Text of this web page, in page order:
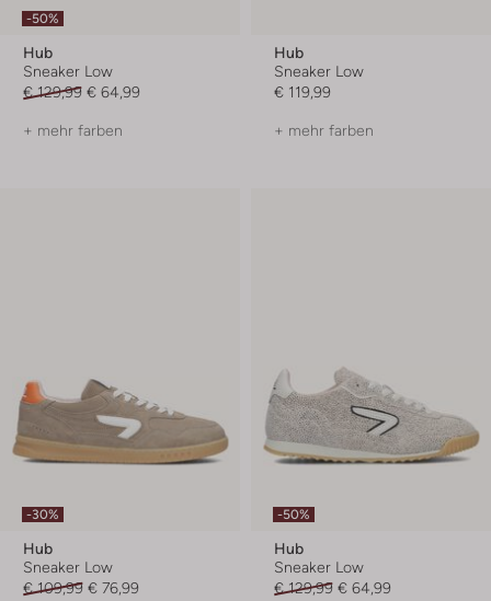
-50%
Hub
Sneaker Low
€ 129,99 € 64,99
+ mehr farben
Hub
Sneaker Low
€ 119,99
+ mehr farben
-30%
Hub
Sneaker Low
€ 109,99 € 76,99
-50%
Hub
Sneaker Low
€ 129,99 € 64,99